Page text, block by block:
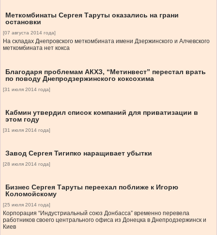
Меткомбинаты Сергея Таруты оказались на грани
остановки
[07 августа 2014 года]
На складах Днепровского меткомбината имени Дзержинского и Алчевского
меткомбината нет кокса
Благодаря проблемам АКХЗ, “Метинвест” перестал врать
по поводу Днепродзержинского коксохима
[31 июля 2014 года]
Кабмин утвердил список компаний для приватизации в
этом году
[31 июля 2014 года]
Завод Сергея Тигипко наращивает убытки
[28 июля 2014 года]
Бизнес Сергея Таруты переехал поближе к Игорю
Коломойскому
[25 июля 2014 года]
Корпорация “Индустриальный союз Донбасса” временно перевела
работников своего центрального офиса из Донецка в Днепродзержинск и
Киев